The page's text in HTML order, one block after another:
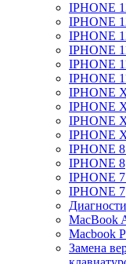
IPHONE
IPHONE
IPHONE
IPHONE
IPHONE
IPHONE
IPHONE
IPHONE
IPHONE
IPHONE
IPHONE
IPHONE 8
IPHONE
IPHONE 7
MacBook
Macbook
Замена